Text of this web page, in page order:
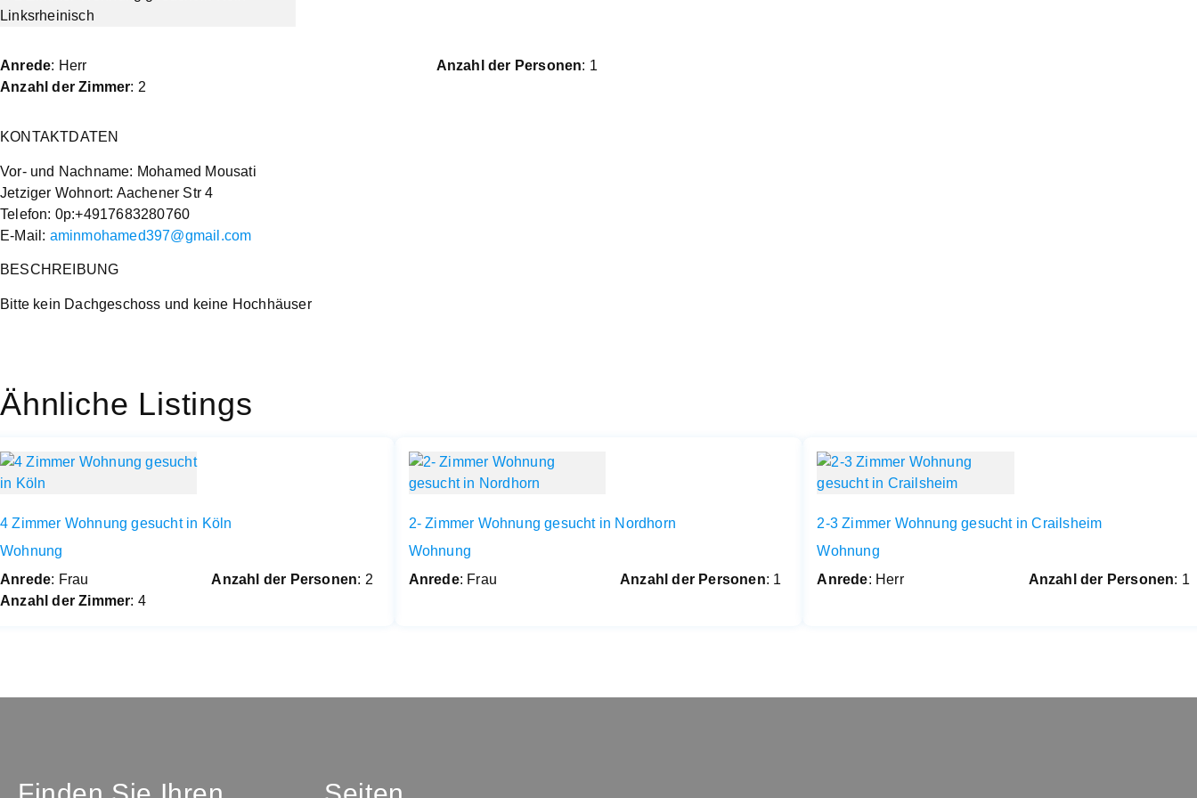
Anrede: Herr Anzahl der Personen: 1
Anzahl der Zimmer: 2
KONTAKTDATEN
Vor- und Nachname: Mohamed Mousati
Jetziger Wohnort: Aachener Str 4
Telefon: 0p:+4917683280760
E-Mail: aminmohamed397@gmail.com
BESCHREIBUNG
Bitte kein Dachgeschoss und keine Hochhäuser
Ähnliche Listings
4 Zimmer Wohnung gesucht in Köln
Wohnung
Anrede: Frau Anzahl der Personen: 2
Anzahl der Zimmer: 4
2- Zimmer Wohnung gesucht in Nordhorn
Wohnung
Anrede: Frau Anzahl der Personen: 1
2-3 Zimmer Wohnung gesucht in Crailsheim
Wohnung
Anrede: Herr Anzahl der Personen: 1